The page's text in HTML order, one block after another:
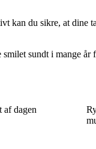
kan du sikre, at
sundt i mange år
af dagen